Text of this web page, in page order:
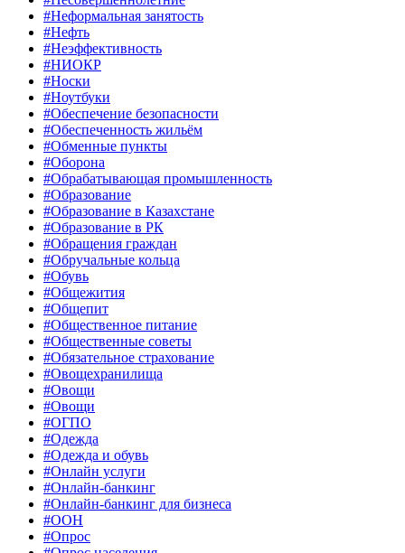
#Неформальная занятость
#Нефть
#Неэффективность
#НИОКР
#Носки
#Ноутбуки
#Обеспечение безопасности
#Обеспеченность жильём
#Обменные пункты
#Оборона
#Обрабатывающая промышленность
#Образование
#Образование в Казахстане
#Образование в РК
#Обращения граждан
#Обручальные кольца
#Обувь
#Общежития
#Общепит
#Общественное питание
#Общественные советы
#Обязательное страхование
#Овощехранилища
#Овощи
#Овощи
#ОГПО
#Одежда
#Одежда и обувь
#Онлайн услуги
#Онлайн-банкинг
#Онлайн-банкинг для бизнеса
#ООН
#Опрос